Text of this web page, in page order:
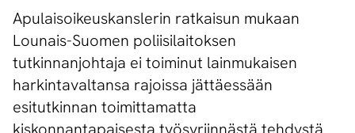
Apulaisoikeuskanslerin ratkaisun mukaan
Lounais-Suomen poliisilaitoksen
tutkinnanjohtaja ei toiminut lainmukaisen
harkintavaltansa rajoissa jättäessään
esitutkinnan toimittamatta